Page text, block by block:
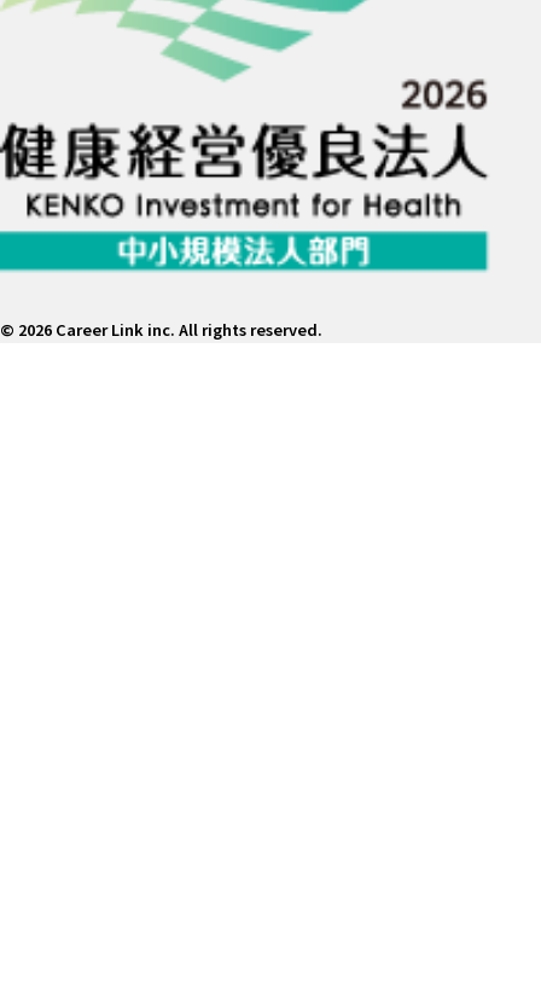
© 2026 Career Link inc. All rights reserved.